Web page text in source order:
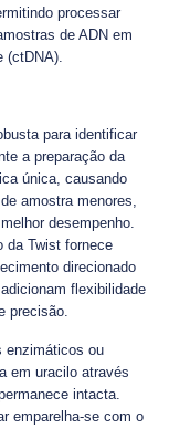
processar
de ADN em
(ctDNA).
para identificar
a preparação da
única, causando
amostra menores,
desempenho.
da Twist fornece
direcionado
flexibilidade
precisão.
enzimáticos ou
em uracilo através
intacta.
emparelha-se com o